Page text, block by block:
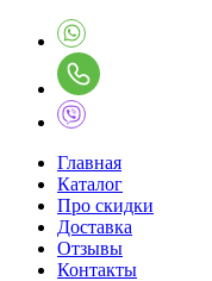
Главная
Каталог
Про скидки
Доставка
Отзывы
Контакты